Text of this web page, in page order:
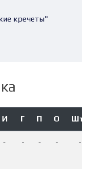
кречеты"
И Г П О
- - - - -